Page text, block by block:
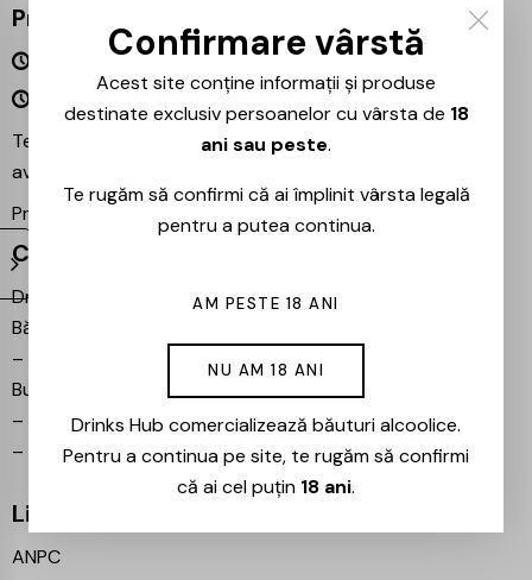
Program
Luni – Vineri 09:00 – 18:00
Sâmbătă – Duminică Închis
Te așteptăm și în magazinul nostru din București –
avem mereu reduceri speciale la băuturile preferate!
Proiecte partenere:
Ezotera
Contact
Drinks Hub – Magazin de
Băuturi
–
Bulevardul Iuliu Maniu 7,
București 061102
–
info@drinkshub.ro
–
0725 860 799
Linkuri Utile
ANPC
Confirmare vârstă
Acest site conține informații și produse
destinate exclusiv persoanelor cu vârsta de 18
ani sau peste.
Te rugăm să confirmi că ai împlinit vârsta legală
pentru a putea continua.
AM PESTE 18 ANI
NU AM 18 ANI
Drinks Hub comercializează băuturi alcoolice.
Pentru a continua pe site, te rugăm să confirmi
că ai cel puțin 18 ani.